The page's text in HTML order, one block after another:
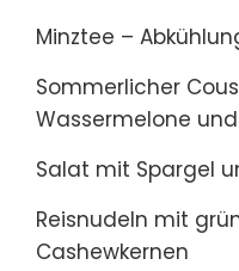
Minztee –
Sommerlicher
Wassermelone
Salat mit Spargel
Reisnudeln mit
Cashewkernen